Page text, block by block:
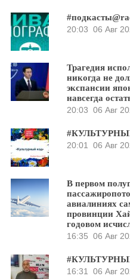
20:03 06 Авг
Трагедия
никогда не
экспансии
навсегда
20:03 06 Авг
20:01 06 Авг
В первом
авиалиниях
провинции
годовом
16:35 06 Авг
16:31 06 Авг